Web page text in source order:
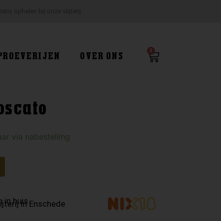
OVER ONS
0
Winkelwagen
via nabestelling
in huisin Enschede